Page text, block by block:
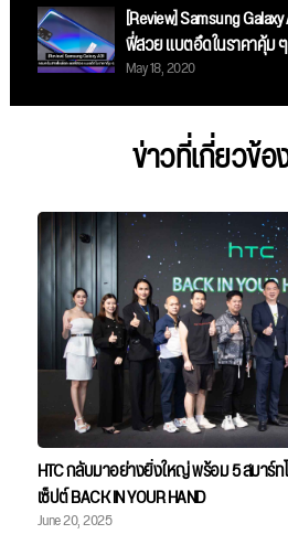
[Review] Samsung
ฟี่สวย แบตอึดในราคาคุ้ม ๆ
May 18, 2020
ข่าวที่เกี่ยวข้อ
HTC กลับมาอย่างยิ่งใหญ่ พร้อม 5 สมาร์
เซ็ปต์ BACK IN YOUR HAND
June 20, 2025